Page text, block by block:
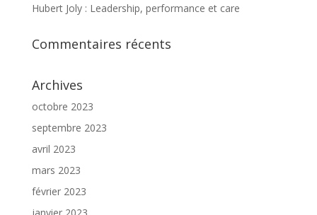
Hubert Joly : Leadership, performance et care
Commentaires récents
Archives
octobre 2023
septembre 2023
avril 2023
mars 2023
février 2023